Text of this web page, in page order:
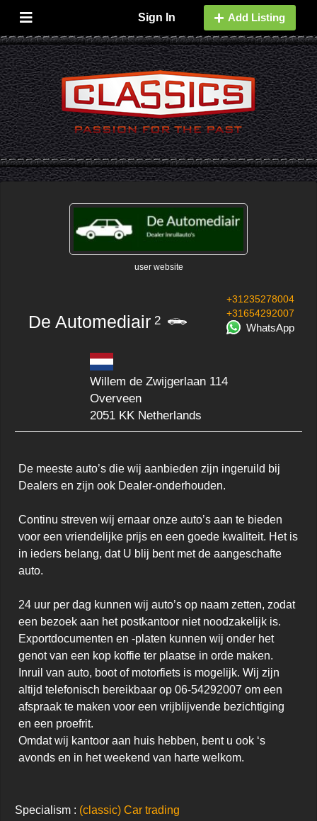
Sign In Add Listing
user website
De Automediair 2
+31235278004
+31654292007
WhatsApp
Willem de Zwijgerlaan 114
Overveen
2051 KK Netherlands
De meeste auto’s die wij aanbieden zijn ingeruild bij
Dealers en zijn ook Dealer-onderhouden.
Continu streven wij ernaar onze auto’s aan te bieden
voor een vriendelijke prijs en een goede kwaliteit. Het is
in ieders belang, dat U blij bent met de aangeschafte
auto.
24 uur per dag kunnen wij auto’s op naam zetten, zodat
een bezoek aan het postkantoor niet noodzakelijk is.
Exportdocumenten en -platen kunnen wij onder het
genot van een kop koffie ter plaatse in orde maken.
Inruil van auto, boot of motorfiets is mogelijk. Wij zijn
altijd telefonisch bereikbaar op 06-54292007 om een
afspraak te maken voor een vrijblijvende bezichtiging
en een proefrit.
Omdat wij kantoor aan huis hebben, bent u ook ‘s
avonds en in het weekend van harte welkom.
Specialism : (classic) Car trading